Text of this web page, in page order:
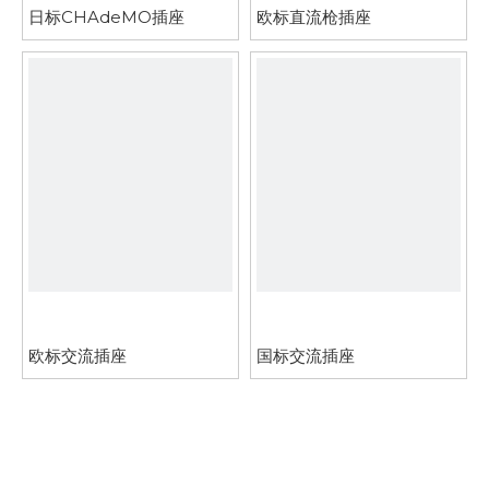
日标CHAdeMO插座 欧标直流枪插座
欧标交流插座 国标交流插座